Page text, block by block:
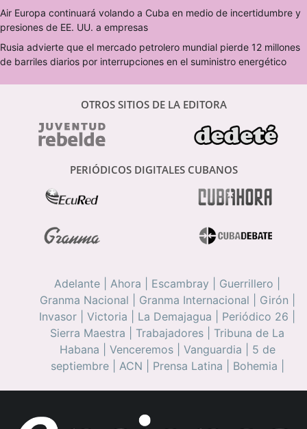
Air Europa continuará volando a Cuba en medio de incertidumbre y
presiones de EE. UU. a empresas
Rusia advierte que el mercado petrolero mundial pierde 12 millones
de barriles diarios por interrupciones en el suministro energético
OTROS SITIOS DE LA EDITORA
PERIÓDICOS DIGITALES CUBANOS
Adelante Ahora Escambray Guerrillero
Granma Nacional
Granma Internacional Girón
Invasor
Victoria La Demajagua Periódico 26
Sierra Maestra
Trabajadores
Tribuna de La
Habana
Venceremos| Vanguardia
5 de
septiembre| ACN Prensa Latina Bohemia